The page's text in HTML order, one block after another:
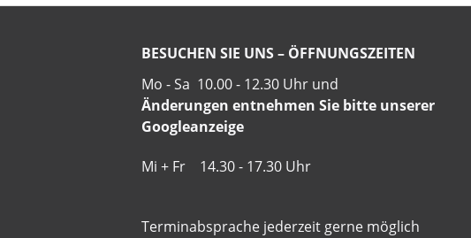
BESUCHEN SIE UNS – ÖFFNUNGSZEITEN
Mo - Sa 10.00 - 12.30 Uhr und
Änderungen entnehmen Sie bitte unserer
Googleanzeige
Mi + Fr 14.30 - 17.30 Uhr
Terminabsprache jederzeit gerne möglich